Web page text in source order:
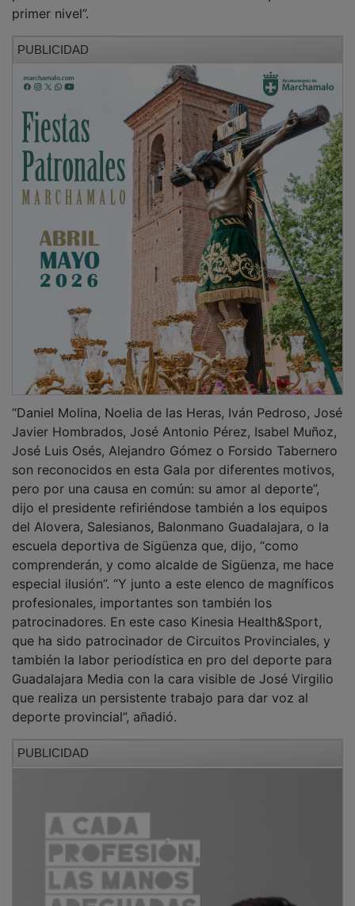
Javier Hombrados, José Antonio Pérez, Isabel Muñoz,
José Luis Osés, Alejandro Gómez o Forsido Tabernero
son reconocidos en esta Gala por diferentes motivos,
pero por una causa en común: su amor al deporte”,
dijo el presidente refiriéndose también a los equipos
del Alovera, Salesianos, Balonmano Guadalajara, o la
escuela deportiva de Sigüenza que, dijo, “como
comprenderán, y como alcalde de Sigüenza, me hace
especial ilusión”. “Y junto a este elenco de magníficos
profesionales, importantes son también los
patrocinadores. En este caso Kinesia Health&Sport,
que ha sido patrocinador de Circuitos Provinciales, y
también la labor periodística en pro del deporte para
Guadalajara Media con la cara visible de José Virgilio
que realiza un persistente trabajo para dar voz al
deporte provincial”, añadió.